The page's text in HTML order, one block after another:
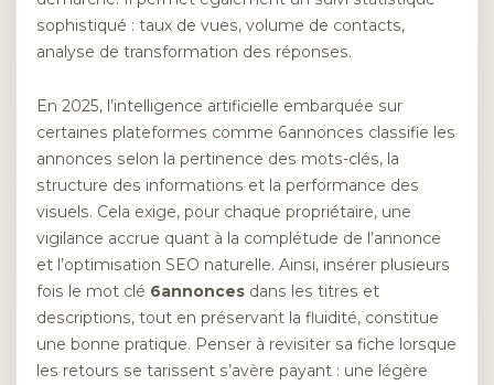
sophistiqué : taux de vues, volume de contacts,
analyse de transformation des réponses.
En 2025, l’intelligence artificielle embarquée sur
certaines plateformes comme 6annonces classifie les
annonces selon la pertinence des mots-clés, la
structure des informations et la performance des
visuels. Cela exige, pour chaque propriétaire, une
vigilance accrue quant à la complétude de l’annonce
et l’optimisation SEO naturelle. Ainsi, insérer plusieurs
fois le mot clé 6annonces dans les titres et
descriptions, tout en préservant la fluidité, constitue
une bonne pratique. Penser à revisiter sa fiche lorsque
les retours se tarissent s’avère payant : une légère